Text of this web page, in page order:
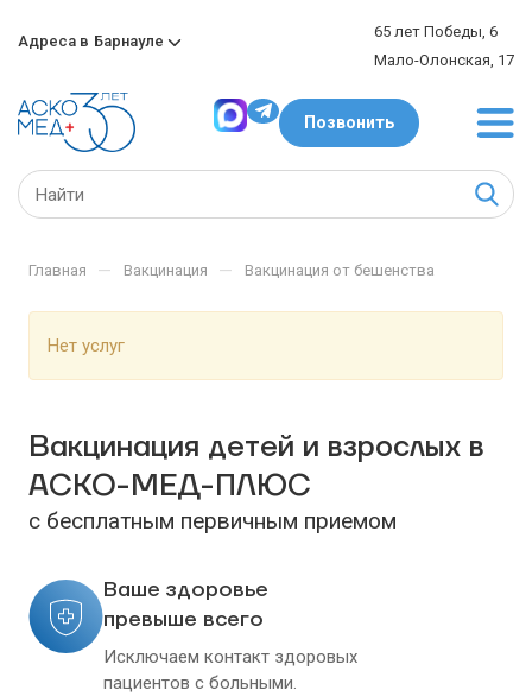
Адреса в Барнауле
65 лет Победы, 6
Мало-Олонская, 17
Позвонить
Главная — Вакцинация — Вакцинация от бешенства
Нет услуг
Вакцинация детей и взрослых в
АСКО-МЕД-ПЛЮС
с бесплатным первичным приемом
Ваше здоровье
превыше всего
Исключаем контакт здоровых
пациентов с больными.